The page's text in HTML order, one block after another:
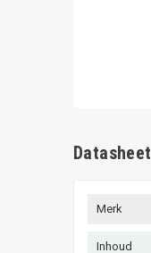
Datasheet
Merk
Inhoud